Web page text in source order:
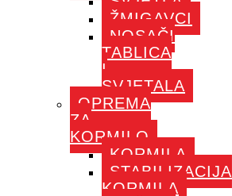
ŽMIGAVCI
NOSAČI
TABLICA
I
SVJETALA
OPREMA
ZA
KORMILO
KORMILA
STABILIZACIJA
KORMILA